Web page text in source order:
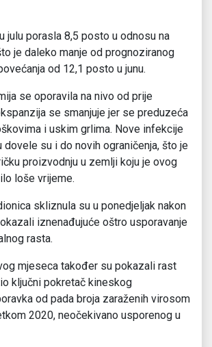
julu porasla 8,5 posto u odnosu na
je daleko manje od prognoziranog
od 12,1 posto u junu.
se oporavila na nivo od prije
se smanjuje jer se preduzeća
i uskim grlima. Nove infekcije
dovele su i do novih ograničenja, što je
proizvodnju u zemlji koju je ovog
loše vrijeme.
skliznula su u ponedjeljak nakon
iznenađujuće oštro usporavanje
rasta.
mjeseca također su pokazali rast
ključni pokretač kineskog
od pada broja zaraženih virosom
2020, neočekivano usporenog u